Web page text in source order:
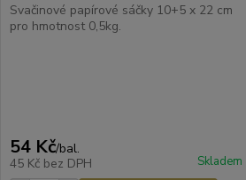
Svačinové papírové sáčky 10+5 x 22 cm
pro hmotnost 0,5kg.
54 Kč/bal.
45 Kč bez DPH Skladem